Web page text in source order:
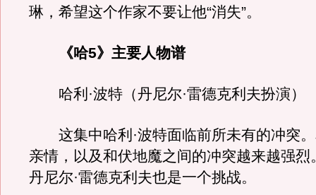
琳，希望这个作家不要让他“消失”。
《哈5》主要人物谱
哈利·波特（丹尼尔·雷德克利夫扮演）
这集中哈利·波特面临前所未有的冲突。
亲情，以及和伏地魔之间的冲突越来越强烈
丹尼尔·雷德克利夫也是一个挑战。